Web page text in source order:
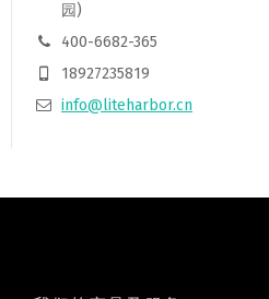
园)
400-6682-365
18927235819
info@liteharbor.cn